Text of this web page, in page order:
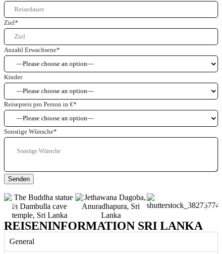
Ziel*
Anzahl Erwachsene*
Kinder
Reisepreis pro Person in €*
Sonstige Wünsche*
Senden
REISENINFORMATION SRI LANKA
General